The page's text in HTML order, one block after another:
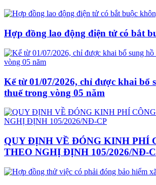
Hợp đồng lao động điện tử có bắt
Kể từ 01/07/2026, chỉ được khai bổ
thuế trong vòng 05 năm
QUY ĐỊNH VỀ ĐÓNG KINH PHÍ
THEO NGHỊ ĐỊNH 105/2026/NĐ-